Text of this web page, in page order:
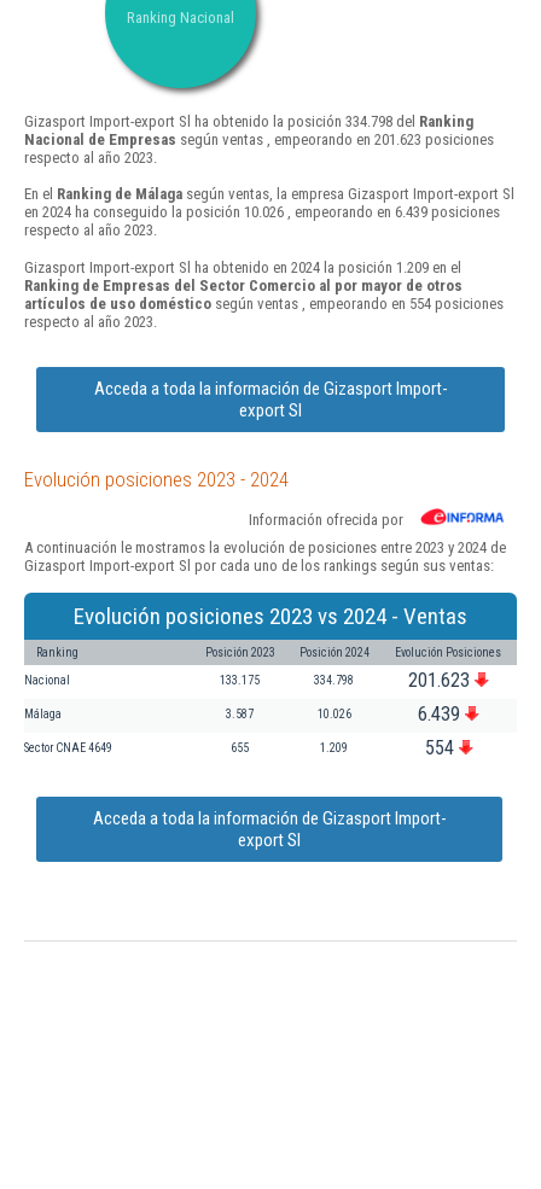
Ranking Nacional
Gizasport Import-export Sl ha obtenido la posición 334.798 del Ranking
Nacional de Empresas según ventas , empeorando en 201.623 posiciones
respecto al año 2023.
En el Ranking de Málaga según ventas, la empresa Gizasport Import-export Sl
en 2024 ha conseguido la posición 10.026 , empeorando en 6.439 posiciones
respecto al año 2023.
Gizasport Import-export Sl ha obtenido en 2024 la posición 1.209 en el
Ranking de Empresas del Sector Comercio al por mayor de otros
artículos de uso doméstico según ventas , empeorando en 554 posiciones
respecto al año 2023.
Acceda a toda la información de Gizasport Import-
export Sl
Evolución posiciones 2023 - 2024
Información ofrecida por
A continuación le mostramos la evolución de posiciones entre 2023 y 2024 de
Gizasport Import-export Sl por cada uno de los rankings según sus ventas:
Evolución posiciones 2023 vs 2024 - Ventas
Ranking Posición 2023 Posición 2024 Evolución Posiciones
Nacional 133.175 334.798 201.623
Málaga 3.587 10.026 6.439
Sector CNAE 4649 655 1.209 554
Acceda a toda la información de Gizasport Import-
export Sl